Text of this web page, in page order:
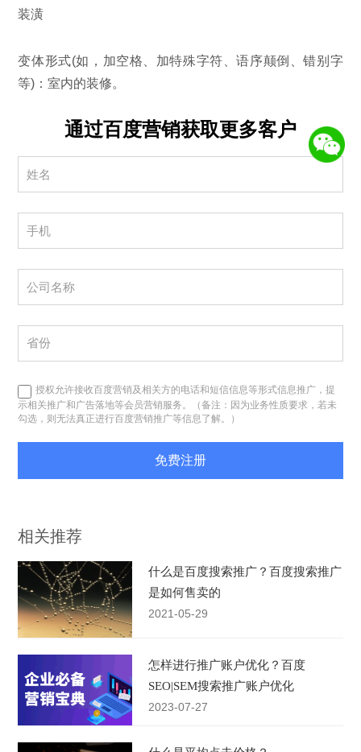
装潢
变体形式(如，加空格、加特殊字符、语序颠倒、错别字
等)：室内的装修。
通过百度营销获取更多客户
授权允许接收百度营销及相关方的电话和短信信息等形式信息推广，提
示相关推广和广告落地等会员营销服务。（备注：因为业务性质要求，若未
勾选，则无法真正进行百度营销推广等信息了解。）
免费注册
相关推荐
什么是百度搜索推广？百度搜索推广
是如何售卖的
2021-05-29
怎样进行推广账户优化？百度
SEO|SEM搜索推广账户优化
2023-07-27